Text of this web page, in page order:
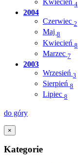
Kwiecień 4
2004
Czerwiec 2
Maj 8
Kwiecień 8
Marzec 7
2003
Wrzesień 3
Sierpień 8
Lipiec 8
do góry
×
Kategorie